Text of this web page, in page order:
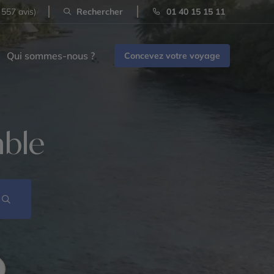
avis) Rechercher 01 40 15 15 11
Qui sommes-nous ? Concevez votre voyage